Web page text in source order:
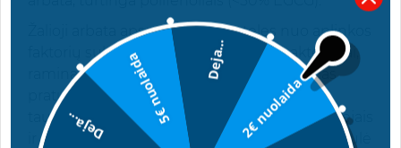
Žalioji arbata apsaugo odos ląsteles nuo aplinkos
faktorių sukeliamos žalos, veikia antibakteriškai,
ramina sudirgusią ir raustančią odą. Kremas
praturtintas Negyvosios jūros mineralais,
taukmedžio sviestu, natūraliais augaliniais aliejais
ir aktyvia hialurono rūgštimi. Novatoriška formulė
2€ nuolaida
Deja... 5€ nuolaida Deja...